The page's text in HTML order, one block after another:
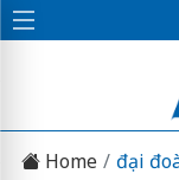
Home đại